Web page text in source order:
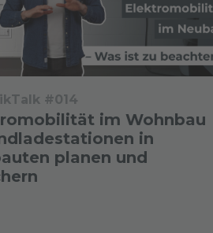
#014
im Wohnbau
in
planen und